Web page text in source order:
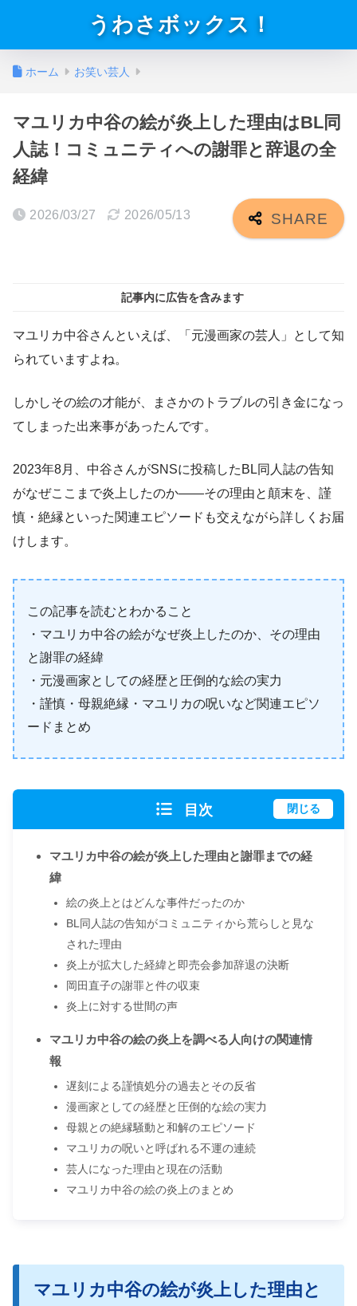
うわさボックス！
ホーム お笑い芸人
マユリカ中谷の絵が炎上した理由はBL同
人誌！コミュニティへの謝罪と辞退の全
経緯
2026/03/27 2026/05/13
記事内に広告を含みます
マユリカ中谷さんといえば、「元漫画家の芸人」として知
られていますよね。
しかしその絵の才能が、まさかのトラブルの引き金になっ
てしまった出来事があったんです。
2023年8月、中谷さんがSNSに投稿したBL同人誌の告知
がなぜここまで炎上したのか——その理由と顛末を、謹
慎・絶縁といった関連エピソードも交えながら詳しくお届
けします。
この記事を読むとわかること
・マユリカ中谷の絵がなぜ炎上したのか、その理由
と謝罪の経緯
・元漫画家としての経歴と圧倒的な絵の実力
・謹慎・母親絶縁・マユリカの呪いなど関連エピソ
ードまとめ
目次 閉じる
マユリカ中谷の絵が炎上した理由と謝罪までの経
緯
絵の炎上とはどんな事件だったのか
BL同人誌の告知がコミュニティから荒らしと見な
された理由
炎上が拡大した経緯と即売会参加辞退の決断
岡田直子の謝罪と件の収束
炎上に対する世間の声
マユリカ中谷の絵の炎上を調べる人向けの関連情
報
遅刻による謹慎処分の過去とその反省
漫画家としての経歴と圧倒的な絵の実力
母親との絶縁騒動と和解のエピソード
マユリカの呪いと呼ばれる不運の連続
芸人になった理由と現在の活動
マユリカ中谷の絵の炎上のまとめ
マユリカ中谷の絵が炎上した理由と